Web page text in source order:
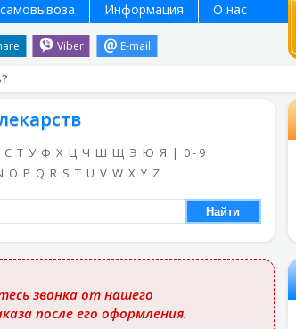
Viber E-mail
Информация О нас
С Т У Ф Х Ц Ч Ш Щ Э Ю Я | 0 - 9
O P Q R S T U V W X Y Z
Найти
звонка от нашего
после его оформления.